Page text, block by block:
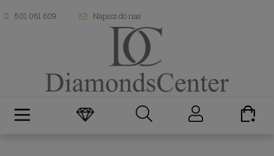
501 061 609 Napisz do nas